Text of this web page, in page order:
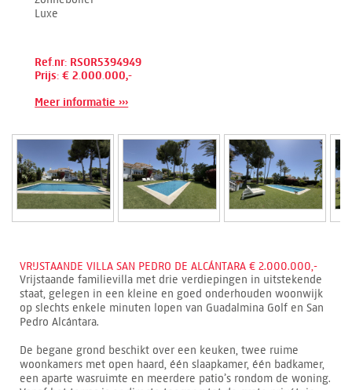
Luxe
Ref.nr: RSOR5394949
Prijs: € 2.000.000,-
Meer informatie ›››
VRIJSTAANDE VILLA SAN PEDRO DE ALCÁNTARA € 2.000.000,-
Vrijstaande familievilla met drie verdiepingen in uitstekende
staat, gelegen in een kleine en goed onderhouden woonwijk
op slechts enkele minuten lopen van Guadalmina Golf en San
Pedro Alcántara.
De begane grond beschikt over een keuken, twee ruime
woonkamers met open haard, één slaapkamer, één badkamer,
een aparte wasruimte en meerdere patio’s rondom de woning.